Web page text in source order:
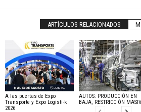
ARTÍCULOS RELACIONADOS
A las puertas de Expo
Transporte y Expo Logisti-k
2026
AUTOS: PRODUCCIÓN EN
BAJA, RESTRICCIÓN